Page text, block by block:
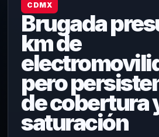
CDMX
Brugada
km de
pero
de cobertura
saturación